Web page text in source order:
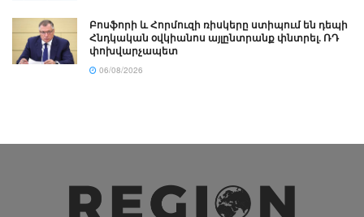
Բոսֆորի և Հորմուզի ռիսկերը ստիպում են դեպի
Հնդկական օվկիանոս այլընտրանք փնտրել. ՌԴ
փոխվարչապետ
06/08/2026